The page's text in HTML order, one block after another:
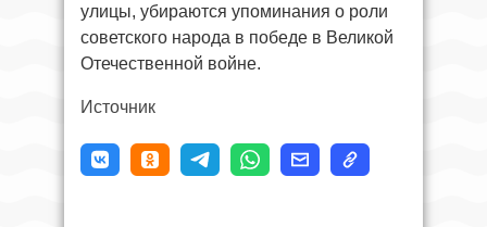
улицы, убираются упоминания о роли
советского народа в победе в Великой
Отечественной войне.
Источник